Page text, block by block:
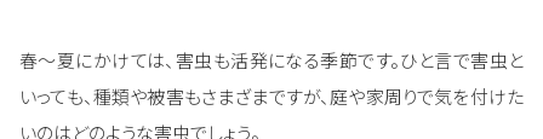
春～夏にかけては、害虫も活発になる季節です。ひと言で害虫と
いっても、種類や被害もさまざまですが、庭や家周りで気を付けた
いのはどのような害虫でしょう。